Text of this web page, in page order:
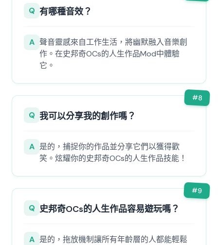
Q 有哪種音效？
A 聲音靈感來自工作生活，將幽默融入音樂創
作。在史邦奇OCs的人生作品Mod中體驗
它。
#8
Q 我可以分享我的創作嗎？
A 是的，捕捉你的作品並分享它們以獲得歡
笑。炫耀你的史邦奇OCs的人生作品技能！
#9
Q 史邦奇OCs的人生作品容易遊玩嗎？
A 是的，拖放機制讓所有年齡層的人都能輕鬆